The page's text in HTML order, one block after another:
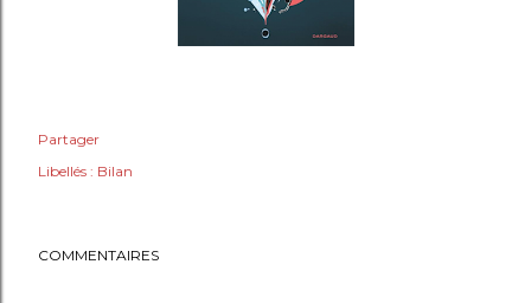
Partager
Libellés : Bilan
COMMENTAIRES